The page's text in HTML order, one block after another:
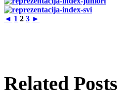
◄ 1 2 3 ►
Related Posts